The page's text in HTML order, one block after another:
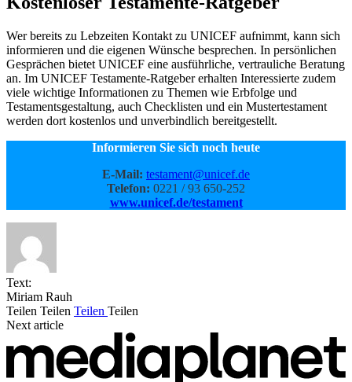
Wer bereits zu Lebzeiten Kontakt zu UNICEF aufnimmt, kann sich
informieren und die eigenen Wünsche besprechen. In persönlichen
Gesprächen bietet UNICEF eine ausführliche, vertrauliche Beratung
an. Im UNICEF Testamente-Ratgeber erhalten Interessierte zudem
viele wichtige Informationen zu Themen wie Erbfolge und
Testamentsgestaltung, auch Checklisten und ein Mustertestament
werden dort kostenlos und unverbindlich bereitgestellt.
Informieren Sie sich noch heute
E-Mail: testament@unicef.de
Telefon: 0221 / 93 650-252
www.unicef.de/testament
Text:
Miriam Rauh
Teilen Teilen Teilen Teilen
Next article